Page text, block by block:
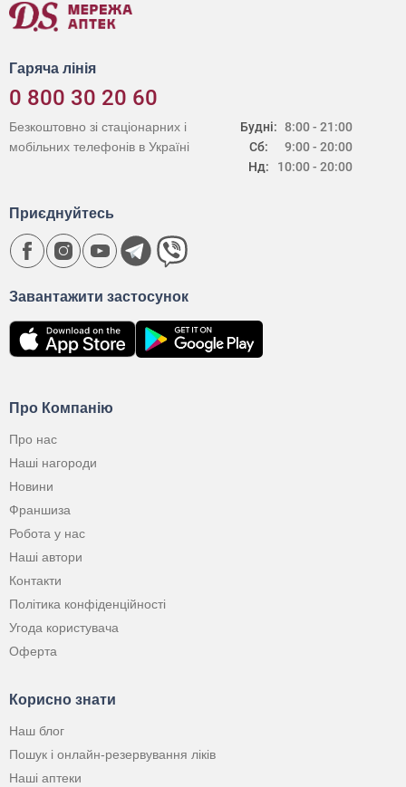
Гаряча лінія
0 800 30 20 60
Будні:
Сб:
Нд:
8:00 - 21:00
9:00 - 20:00
10:00 - 20:00
Безкоштовно зі стаціонарних і
мобільних телефонів в Україні
Про Компанію
Про нас
Наші нагороди
Новини
Франшиза
Робота у нас
Наші автори
Контакти
Політика конфіденційності
Угода користувача
Оферта
Корисно знати
Наш блог
Пошук і онлайн-резервування ліків
Наші аптеки
Завантажити застосунок
Приєднуйтесь